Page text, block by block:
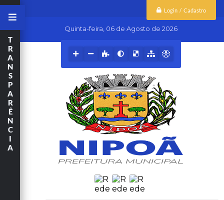
Login / Cadastro
Quinta-feira 06 de Agosto de 2026
T
R
A
N
S
P
A
R
Ê
N
C
I
A